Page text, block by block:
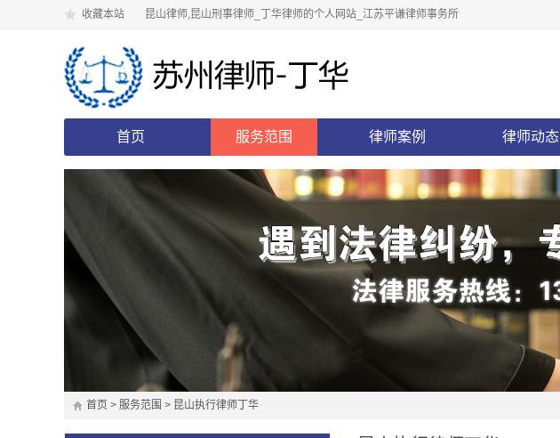
收藏本站 昆山律师,昆山刑事律师_丁华律师的个人网站_江苏平谦律师事务所
首页 服务范围 律师案例 律师动态
首页 > 服务范围 > 昆山执行律师丁华